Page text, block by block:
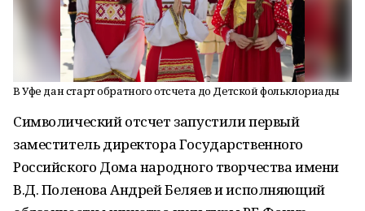
В Уфе дан старт обратного отсчета до Детской фольклориады
Символический отсчет запустили первый
заместитель директора Государственного
Российского Дома народного творчества имени
В.Д. Поленова Андрей Беляев и исполняющий